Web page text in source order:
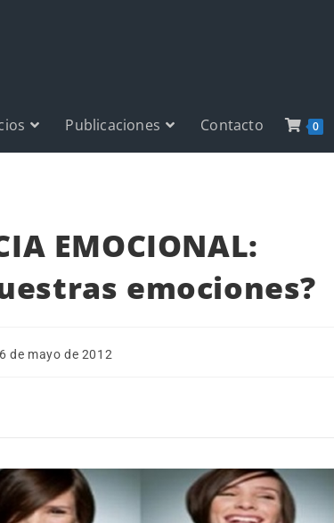
Publicaciones Contacto 0
EMOCIONAL:
emociones?
de mayo de 2012